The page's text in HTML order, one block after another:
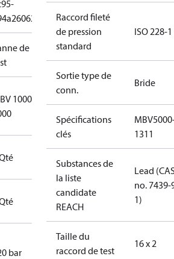
de
1000-
bar
Raccord fileté
de pression
standard
ISO 228-1
Sortie type de
conn.
Bride
Spécifications
clés
1311
Substances de
la liste
candidate
REACH
Lead
no. 7439-
1)
Taille du
raccord de test
16 x 2